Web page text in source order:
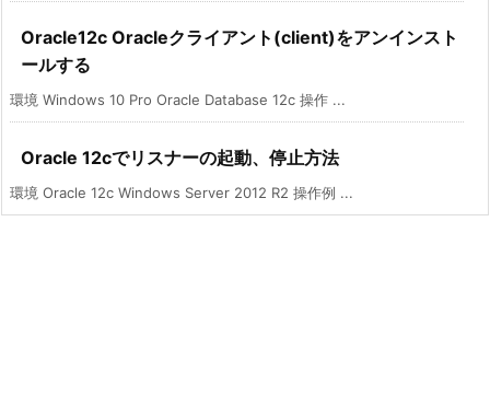
Oracle12c Oracleクライアント(client)をアンインスト
ールする
環境 Windows 10 Pro Oracle Database 12c 操作 ...
Oracle 12cでリスナーの起動、停止方法
環境 Oracle 12c Windows Server 2012 R2 操作例 ...